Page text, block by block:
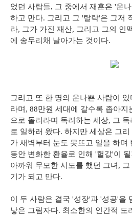
었던 사람들, 그 중에서 재훈은 '운
하고 만다. 그리고 그 '탈락'은 그저
라, 그가 가진 재산, 그리고 그의 인
에 송두리채 날아가는 것이다.
그리고 또 한 명의 운나쁜 사람이 있
라며, 88만원 세대에 갈수록 좁아
으로 돌리라며 독려하는 세상, 그
로 일하러 왔다. 하지만 세상은 그
가 새벽부터 눈도 못뜨고 일을 하며
동안 변화한 환율로 인해 '헐값'이
아까워 무모한 시도를 했던 그녀,
기가 되고 만다.
이 두 사람은 결국 '성장'과 '성공'을
낳은 그림자다. 최소한의 인간적 도